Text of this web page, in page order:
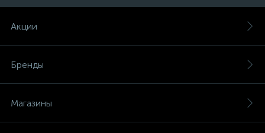
Акции
Бренды
Магазины